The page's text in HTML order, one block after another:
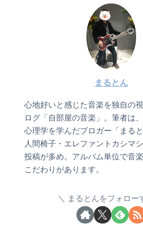
まるとん
心地好いと感じた音楽を独自の
ログ「自部屋の音楽」。筆者は
心理学を学んだブロガー「まると
人間椅子・エレファントカシマ
投稿が多め。アルバム単位で音
こだわりがあります。
まるとんをフォロー